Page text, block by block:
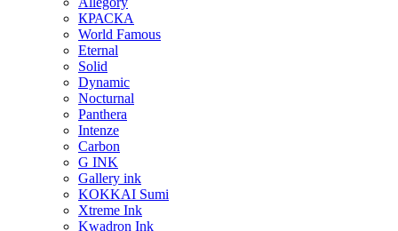
КРАСКА
World Famous
Eternal
Solid
Dynamic
Nocturnal
Panthera
Intenze
Carbon
G INK
Gallery ink
KOKKAI Sumi
Xtreme Ink
Kwadron Ink